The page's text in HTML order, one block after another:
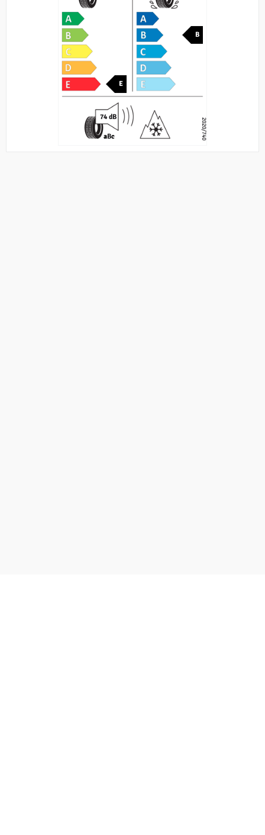
E
B
74 dB
2020/740
aBc